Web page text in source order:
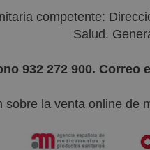
competente:
Salud.
932 272 900.
sobre la venta online de